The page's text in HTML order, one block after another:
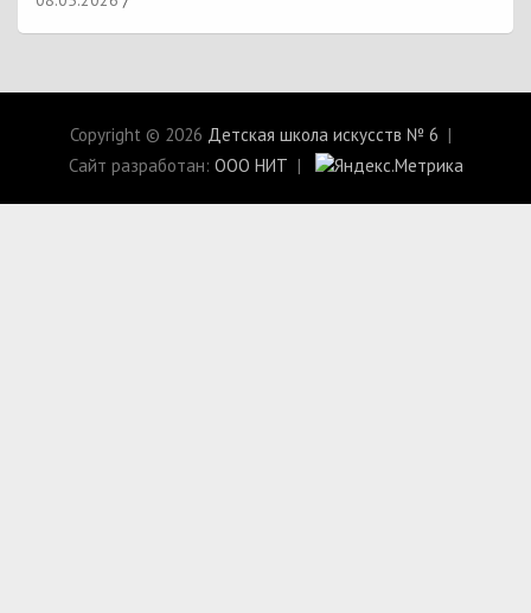
Copyright © 2026 Детская школа искусств № 6
Сайт разработан: ООО НИТ